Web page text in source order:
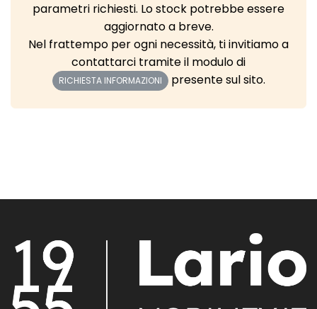
parametri richiesti. Lo stock potrebbe essere
aggiornato a breve.
Nel frattempo per ogni necessità, ti invitiamo a
contattarci tramite il modulo di
RICHIESTA INFORMAZIONI presente sul sito.